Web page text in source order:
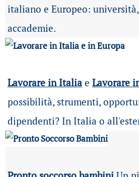
italiano e Europeo:
accademie.
Lavorare in Italia e Lavorare
possibilità, strumenti,
dipendenti? In Italia o